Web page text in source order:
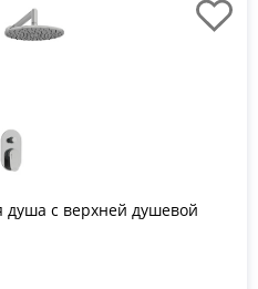
душа с верхней душевой